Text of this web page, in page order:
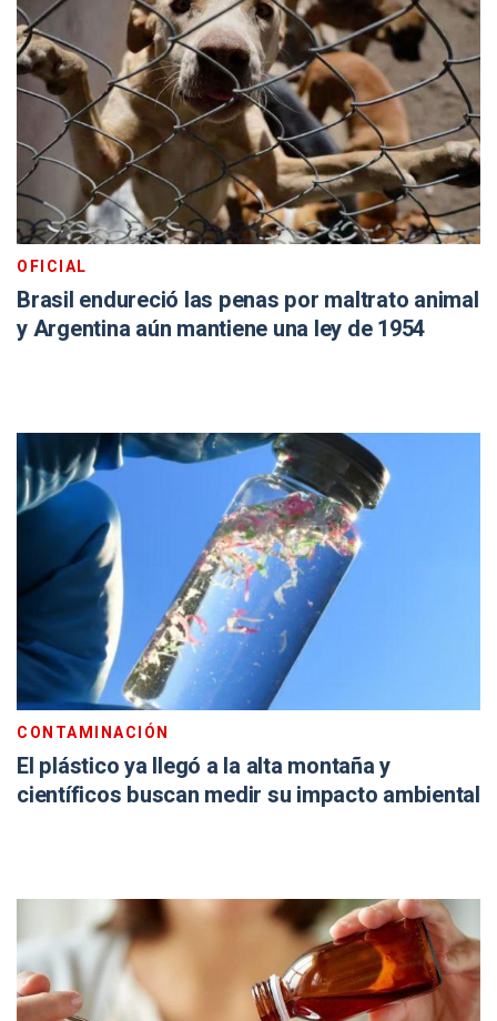
OFICIAL
Brasil endureció las penas por maltrato animal
y Argentina aún mantiene una ley de 1954
CONTAMINACIÓN
El plástico ya llegó a la alta montaña y
científicos buscan medir su impacto ambiental